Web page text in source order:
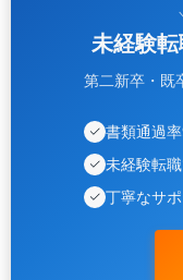
未経験
第二新卒・既
書類通過
未経験転
丁寧なサ